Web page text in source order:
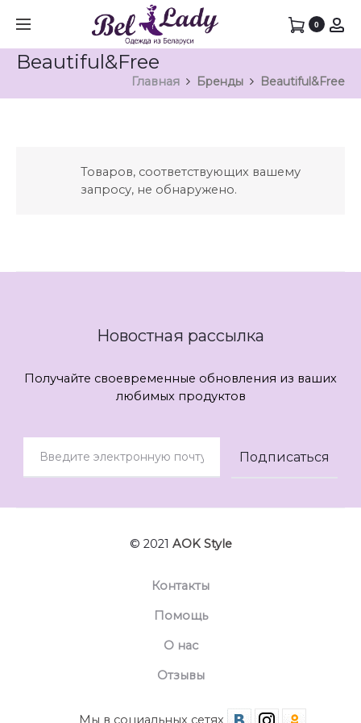
0
Beautiful&Free
Главная Бренды Beautiful&Free
Товаров, соответствующих вашему
запросу, не обнаружено.
Новостная рассылка
Получайте своевременные обновления из ваших
любимых продуктов
© 2021 AOK Style
Контакты
Помощь
О нас
Отзывы
Мы в социальных сетях